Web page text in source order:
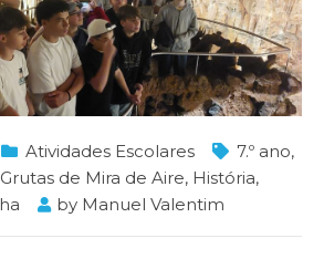
Atividades Escolares 7.º ano,
Grutas de Mira de Aire, História,
by Manuel Valentim